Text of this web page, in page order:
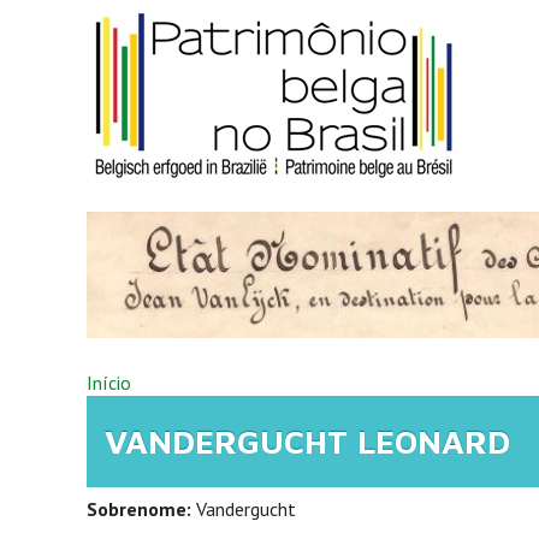
Pular para o conteúdo principal
VOCÊ ESTÁ AQUI
Início
VANDERGUCHT LEONARD
Sobrenome: Vandergucht